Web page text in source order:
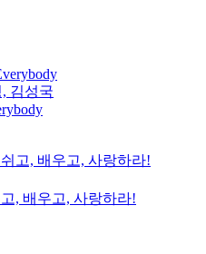
김성국
, 배우고, 사랑하라!